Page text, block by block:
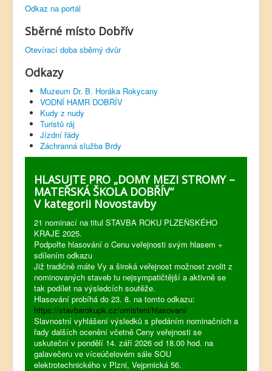
Odkaz na portál
Sběrné místo Dobřív
Otevírací doba sběrný dvůr
Odkazy
Muzeum Dr. B. Horáka Rokycany
VODNÍ HAMR DOBŘÍV
Kudy z nudy
Turistů ráj
Jízdní řády
Záchranná služba Brdy
HLASUJTE PRO „DOMY MEZI STROMY –
MATEŘSKÁ ŠKOLA DOBŘÍV“
V kategorii Novostavby
21 nominací na titul STAVBA ROKU PLZEŇSKÉHO
KRAJE 2025.
Podpořte hlasování o Cenu veřejnosti svým hlasem +
sdílením odkazu
Již tradičně máte Vy a široká veřejnost možnost zvolit z
nominovaných staveb tu nejsympatičtější a aktivně se
tak podílet na výsledcích soutěže.
Hlasování probíhá do 23. 8. na tomto odkazu:
https://stavbarokupk.cz/umisteni/hlasovani/
Slavnostní vyhlášení výsledků s předáním nominačních a
řady dalších ocenění včetně Ceny veřejnosti se
uskuteční v pondělí 14. září 2026 od 18.00 hod. na
galavečeru ve víceúčelovém sále SOU
elektrotechnického v Plzni, Vejprnická 56.